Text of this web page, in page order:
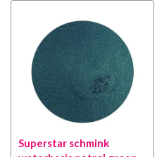
Superstar schmink